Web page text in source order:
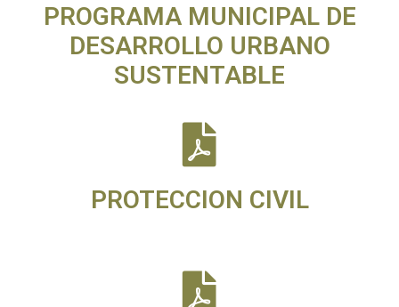
PROGRAMA MUNICIPAL DE
DESARROLLO URBANO
SUSTENTABLE
PROTECCION CIVIL